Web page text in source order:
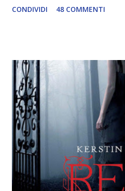
abbiamo vagato nella savana.
obiettivi! OBIETTIVI Iniziamo
un libro ambientato in Australia .
L'Oceania è circondata dal mare!
l'elemento fondamentale. Un
protagonisti dei surfisti.. un
della letteratura australiana,
è ricca di natura! Leggete un
CONDIVIDI 48 COMMENTI